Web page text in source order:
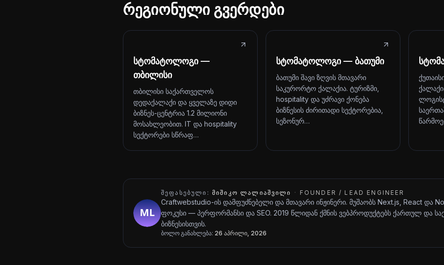
რეგიონული გვერდები
სტომატოლოგი —
თბილისი
თბილისი საქართველოს
დედაქალაქი და ყველაზე დიდი
ბიზნეს-ცენტრია 1.2 მილიონი
მოსახლეობით. IT და hospitality
სექტორები სწრაფ…
სტომატოლოგი — ბათუმი
ბათუმი შავი ზღვის მთავარი
საკურორტო ქალაქია. ტურიზმი,
hospitality და უძრავი ქონება
ბიზნესის ძირითადი სექტორებია,
სეზონურ…
ᲨᲔᲤᲐᲡᲔᲑᲣᲚᲘ: ᲛᲘᲨᲘᲙᲝ ᲚᲐᲚᲘᲐᲨᲕᲘᲚᲘ · FOUNDER / LEAD ENGINEER
Craftwebstudio-ის დამფუძნებელი და მთავარი ინჟინერი. მუშაობს Next.js, React და
ფოკუსი — პერფორმანსი და SEO. 2019 წლიდან ქმნის ვებპროდუქტებს ქართულ და
ბიზნესისთვის.
ბოლო განახლება: 26 აპრილი, 2026